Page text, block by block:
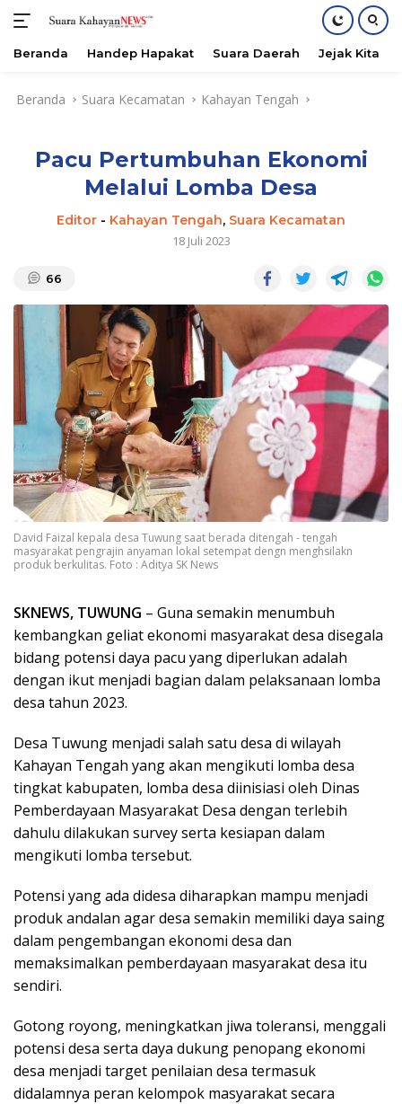
Beranda Handep Hapakat Suara Daerah Jejak Kita
Beranda Suara Kecamatan Kahayan Tengah
Pacu Pertumbuhan Ekonomi
Melalui Lomba Desa
Editor - Kahayan Tengah, Suara Kecamatan
18 Juli 2023
66
David Faizal kepala desa Tuwung saat berada ditengah - tengah
masyarakat pengrajin anyaman lokal setempat dengn menghsilakn
produk berkulitas. Foto : Aditya SK News
SKNEWS, TUWUNG – Guna semakin menumbuh
kembangkan geliat ekonomi masyarakat desa disegala
bidang potensi daya pacu yang diperlukan adalah
dengan ikut menjadi bagian dalam pelaksanaan lomba
desa tahun 2023.
Desa Tuwung menjadi salah satu desa di wilayah
Kahayan Tengah yang akan mengikuti lomba desa
tingkat kabupaten, lomba desa diinisiasi oleh Dinas
Pemberdayaan Masyarakat Desa dengan terlebih
dahulu dilakukan survey serta kesiapan dalam
mengikuti lomba tersebut.
Potensi yang ada didesa diharapkan mampu menjadi
produk andalan agar desa semakin memiliki daya saing
dalam pengembangan ekonomi desa dan
memaksimalkan pemberdayaan masyarakat desa itu
sendiri.
Gotong royong, meningkatkan jiwa toleransi, menggali
potensi desa serta daya dukung penopang ekonomi
desa menjadi target penilaian desa termasuk
didalamnya peran kelompok masyarakat secara